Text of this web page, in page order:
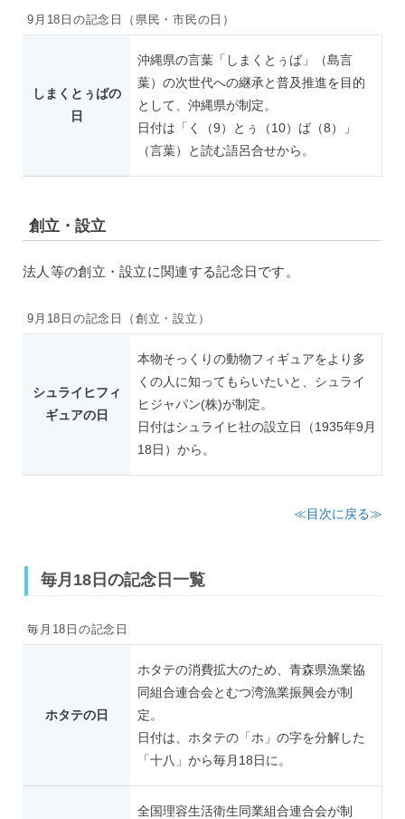
9月18日の記念日（県民・市民の日）
しまくとぅばの
日
沖縄県の言葉「しまくとぅば」（島言
葉）の次世代への継承と普及推進を目的
として、沖縄県が制定。
日付は「く（9）とぅ（10）ば（8）」
（言葉）と読む語呂合せから。
創立・設立
法人等の創立・設立に関連する記念日です。
9月18日の記念日（創立・設立）
シュライヒフィ
ギュアの日
本物そっくりの動物フィギュアをより多
くの人に知ってもらいたいと、シュライ
ヒジャパン(株)が制定。
日付はシュライヒ社の設立日（1935年9月
18日）から。
≪目次に戻る≫
毎月18日の記念日一覧
毎月18日の記念日
ホタテの日
ホタテの消費拡大のため、青森県漁業協
同組合連合会とむつ湾漁業振興会が制
定。
日付は、ホタテの「ホ」の字を分解した
「十八」から毎月18日に。
全国理容生活衛生同業組合連合会が制